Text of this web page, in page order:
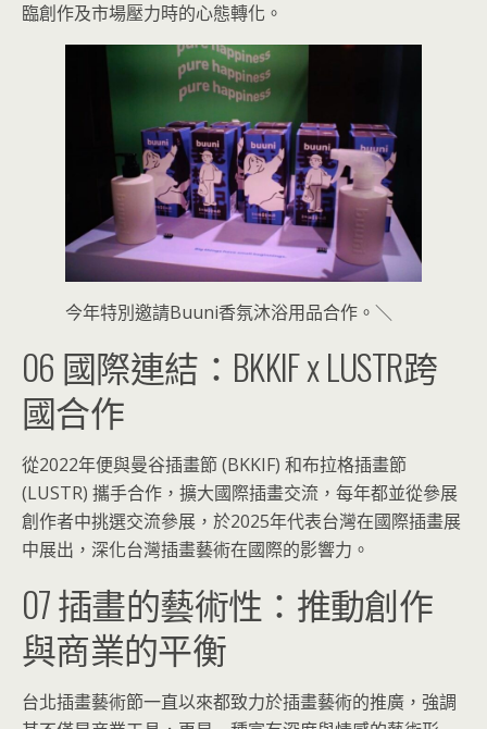
臨創作及市場壓力時的心態轉化。
今年特別邀請Buuni香氛沐浴用品合作。＼
06 國際連結：BKKIF x LUSTR跨
國合作
從2022年便與曼谷插畫節 (BKKIF) 和布拉格插畫節
(LUSTR) 攜手合作，擴大國際插畫交流，每年都並從參展
創作者中挑選交流參展，於2025年代表台灣在國際插畫展
中展出，深化台灣插畫藝術在國際的影響力。
07 插畫的藝術性：推動創作
與商業的平衡
台北插畫藝術節一直以來都致力於插畫藝術的推廣，強調